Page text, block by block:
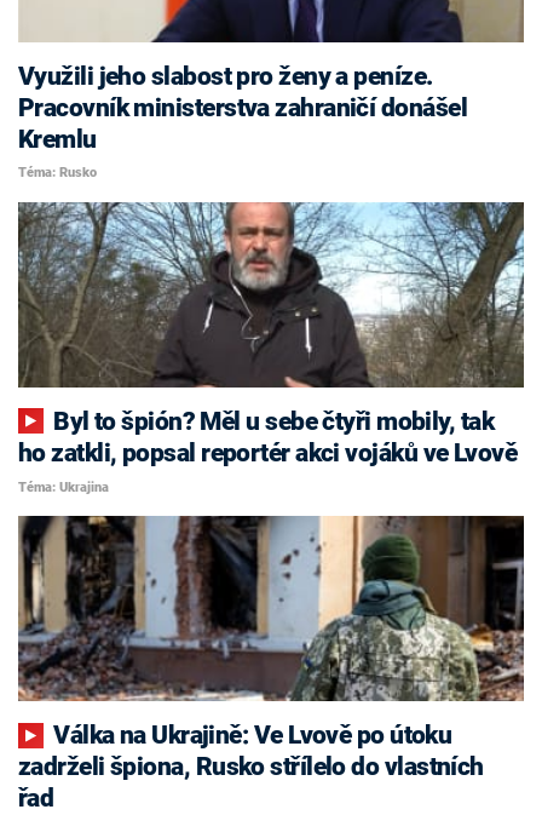
Využili jeho slabost pro ženy a peníze.
Pracovník ministerstva zahraničí donášel
Kremlu
Téma: Rusko
ho zatkli, popsal reportér akci vojáků ve Lvově
Téma: Ukrajina
Válka na Ukrajině: Ve Lvově po útoku
zadrželi špiona, Rusko střílelo do vlastních
řad